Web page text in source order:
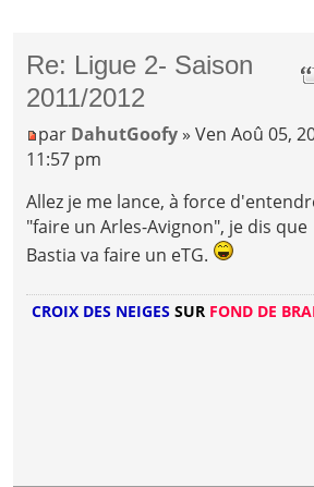
Re: Ligue 2- Saison
2011/2012
par DahutGoofy » Ven Aoû 05,
11:57 pm
Allez je me lance, à force
"faire un Arles-Avignon", je dis que
Bastia va faire un eTG.
CROIX DES NEIGES SUR FOND DE